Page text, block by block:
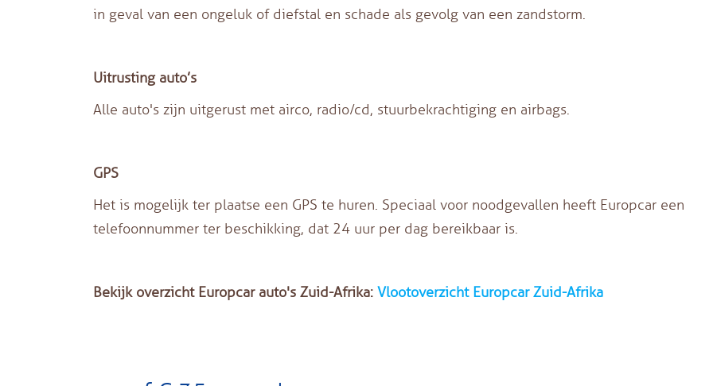
in geval van een ongeluk of diefstal en schade als gevolg van een zandstorm.
Uitrusting auto’s
Alle auto's zijn uitgerust met airco, radio/cd, stuurbekrachtiging en airbags.
GPS
Het is mogelijk ter plaatse een GPS te huren. Speciaal voor noodgevallen heeft Europcar een
telefoonnummer ter beschikking, dat 24 uur per dag bereikbaar is.
Bekijk overzicht Europcar auto's Zuid-Afrika: Vlootoverzicht Europcar Zuid-Afrika